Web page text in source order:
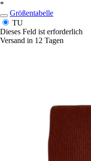
*
Größentabelle
TU
Dieses Feld ist erforderlich
Versand in 12 Tagen